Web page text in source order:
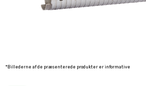
*Billederne af de præsenterede produkter er informative